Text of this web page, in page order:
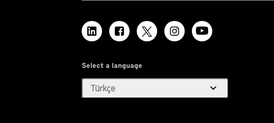
Select a language
Türkçe expand_more